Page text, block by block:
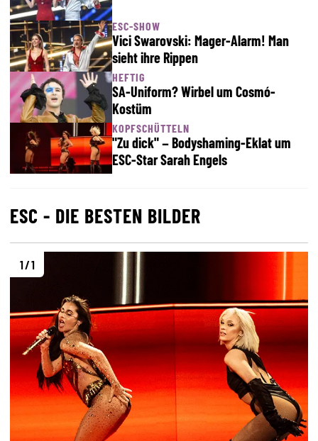
ESC-SHOW
Vici Swarovski: Mager-Alarm! Man
sieht ihre Rippen
HEFTIG
SA-Uniform? Wirbel um Cosmó-
Kostüm
KOPFSCHÜTTELN
"Zu dick" – Bodyshaming-Eklat um
ESC-Star Sarah Engels
ESC - DIE BESTEN BILDER
1 / 1